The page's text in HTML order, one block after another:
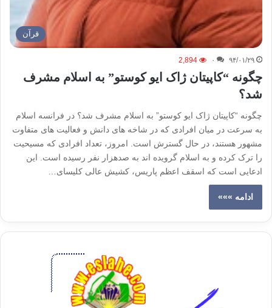
قرآن
۹۴/۰۱/۲۹ ۰ 2,894
چگونه “کاپیتان ژاک ایو کوستو” به اسلام مشرف
شد؟
چگونه “کاپیتان ژاک ایو کوستو” به اسلام مشرف شد؟ در فرانسه اسلام
به سرعت در میان افرادی که در شاخه های دانش و فعالیت های متفاوت
مشهور هستند، در حال گسترش است. امروز، تعداد افرادی که مسیحیت
را ترک کرده و به اسلام گرویده اند به صدهزار نفر رسیده است. این
ادعایی است که اسقف اعظم پاریس، کشیش عالی کلیسای…
ادامه »»»